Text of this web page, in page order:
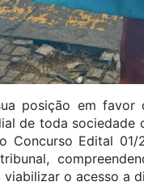
posição em
de toda sociedade
Concurso Edital
o acesso a